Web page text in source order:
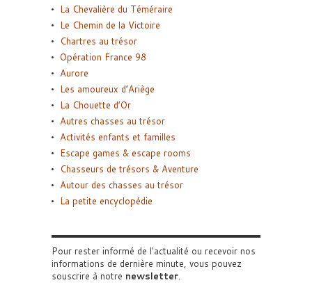
La Chevalière du Téméraire
Le Chemin de la Victoire
Chartres au trésor
Opération France 98
Aurore
Les amoureux d’Ariège
La Chouette d’Or
Autres chasses au trésor
Activités enfants et familles
Escape games & escape rooms
Chasseurs de trésors & Aventure
Autour des chasses au trésor
La petite encyclopédie
Pour rester informé de l'actualité ou recevoir nos
informations de dernière minute, vous pouvez
souscrire à notre newsletter.